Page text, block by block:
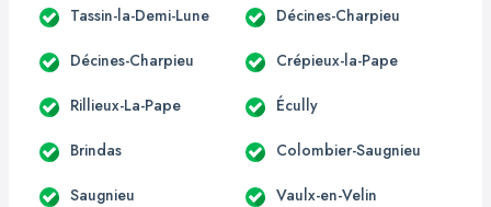
Tassin-la-Demi-Lune Décines-Charpieu
Décines-Charpieu Crépieux-la-Pape
Rillieux-La-Pape Écully
Brindas Colombier-Saugnieu
Saugnieu Vaulx-en-Velin